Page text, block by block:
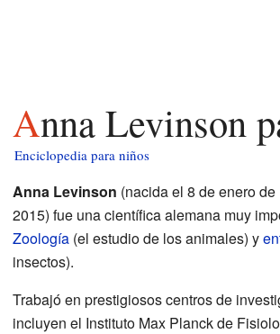
Anna Levinson
Enciclopedia para niños
Anna Levinson (nacida el 8 de enero
2015) fue una científica alemana muy
Zoología(el estudio de los animales) y
insectos).
Trabajó en prestigiosos centros de
incluyen el Instituto Max Planck de